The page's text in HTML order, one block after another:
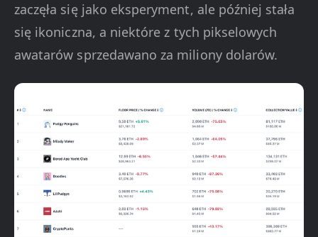
zaczęła się jako eksperyment, ale później stała
się ikoniczna, a niektóre z tych pikselowych
awatarów sprzedawano za miliony dolarów.